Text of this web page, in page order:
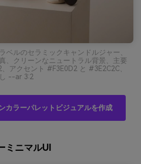
ベルのセラミックキャンドルジャー、
、クリーンなニュートラル背景、主要
アクセント #F3E0D2 と #3E2C2C、
--ar 3:2
カラーパレットビジュアルを作成
ミニマルUI